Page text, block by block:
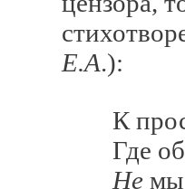
Е.А.):
К
Где
Не мы